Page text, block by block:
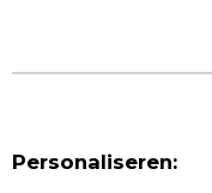
Personaliseren: